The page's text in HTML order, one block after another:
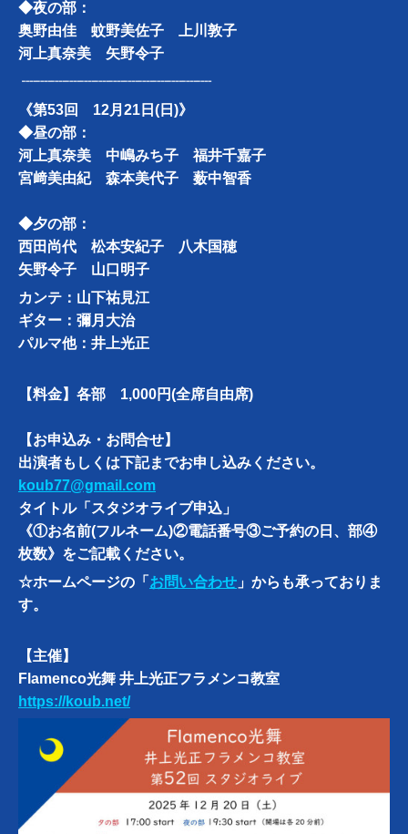
◆夜の部：
奥野由佳 蚊野美佐子 上川敦子
河上真奈美 矢野令子
┈┈┈┈┈┈┈┈┈┈┈┈┈
《第53回 12月21日(日)》
◆昼の部：
河上真奈美 中嶋みち子 福井千嘉子
宮﨑美由紀 森本美代子 薮中智香
◆夕の部：
西田尚代 松本安紀子 八木国穂
矢野令子 山口明子
カンテ：山下祐見江
ギター：彌月大治
パルマ他：井上光正
【料金】各部 1,000円(全席自由席)
【お申込み・お問合せ】
出演者もしくは下記までお申し込みください。
koub77@gmail.com
タイトル「スタジオライブ申込」
《①お名前(フルネーム)②電話番号③ご予約の日、部④
枚数》をご記載ください。
☆ホームページの「 お問い合わせ 」からも承っておりま
す。
【主催】
Flamenco光舞 井上光正フラメンコ教室
https://koub.net/